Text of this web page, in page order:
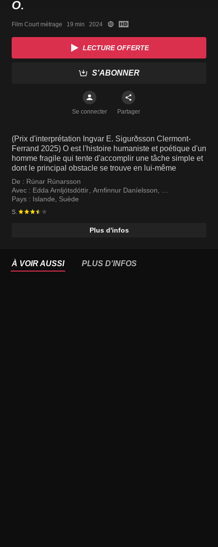
O.
Film Court métrage   19 min   2024
LECTURE OFFERTE
S'ABONNER
Se connecter Partager
(Prix d'interprétation Ingvar E. Sigurðsson Clermont-
Ferrand 2025) O est l'histoire humaniste et poétique d'un
homme fragile qui tente d'accomplir une tâche simple et
dont le principal obstacle se trouve en lui-même
De : Rúnar Rúnarsson
Avec : Edda Arnljótsdóttir, Arnfinnur Daníelsson,
Vigfús Þormar Gunnarsson
Pays : Islande, Suède
S.
Plus d'infos
À VOIR AUSSI PLUS D'INFOS